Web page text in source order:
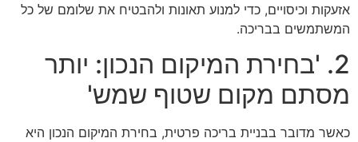
אזעקות וכיסויים, כדי למנוע תאונות ולהבטיח את שלומם של כל
המשתמשים בבריכה.
2. 'בחירת המיקום הנכון: יותר
מסתם מקום שטוף שמש'
כאשר מדובר בבניית בריכה פרטית, בחירת המיקום הנכון היא